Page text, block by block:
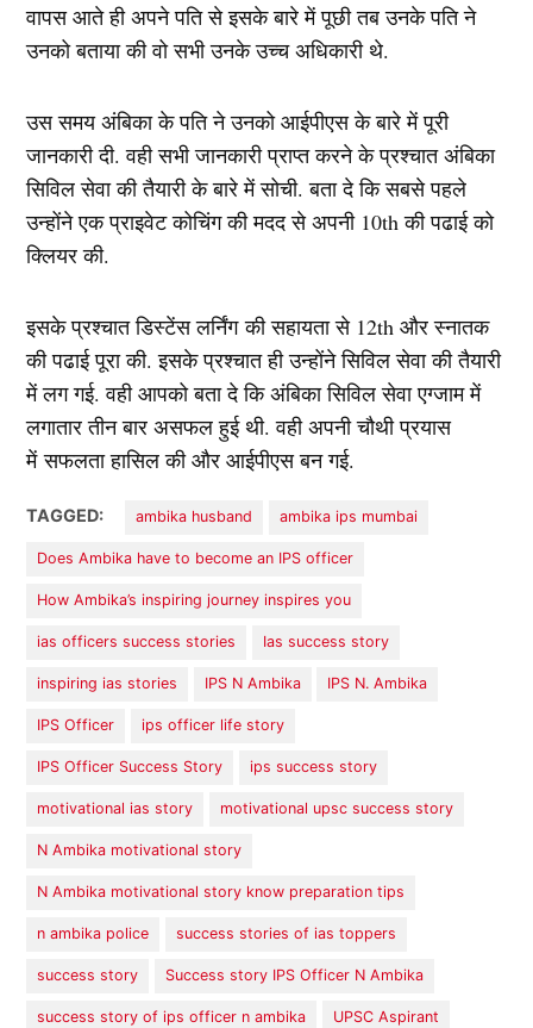
वापस आते ही अपने पति से इसके बारे में पूछी तब उनके पति ने
उनको बताया की वो सभी उनके उच्च अधिकारी थे.
उस समय अंबिका के पति ने उनको आईपीएस के बारे में पूरी
जानकारी दी. वही सभी जानकारी प्राप्त करने के प्रश्चात अंबिका
सिविल सेवा की तैयारी के बारे में सोची. बता दे कि सबसे पहले
उन्होंने एक प्राइवेट कोचिंग की मदद से अपनी 10th की पढाई को
क्लियर की.
इसके प्रश्चात डिस्टेंस लर्निंग की सहायता से 12th और स्नातक
की पढाई पूरा की. इसके प्रश्चात ही उन्होंने सिविल सेवा की तैयारी
में लग गई. वही आपको बता दे कि अंबिका सिविल सेवा एग्जाम में
लगातार तीन बार असफल हुई थी. वही अपनी चौथी प्रयास
में सफलता हासिल की और आईपीएस बन गई.
TAGGED: ambika husband ambika ips mumbai
Does Ambika have to become an IPS officer
How Ambika’s inspiring journey inspires you
ias officers success stories Ias success story
inspiring ias stories IPS N Ambika IPS N. Ambika
IPS Officer ips officer life story
IPS Officer Success Story ips success story
motivational ias story motivational upsc success story
N Ambika motivational story
N Ambika motivational story know preparation tips
n ambika police success stories of ias toppers
success story Success story IPS Officer N Ambika
success story of ips officer n ambika UPSC Aspirant